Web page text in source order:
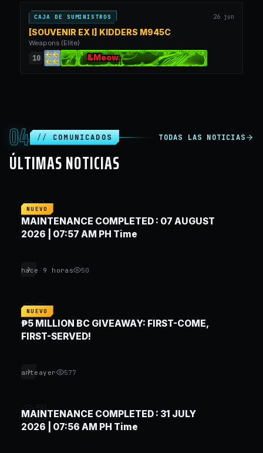
CAJA DE SUMINISTROS 26 jun
[SOUVENIR EX I] KIDDERS M945C
Weapons (Elite)
10 &Meow.
04 COMUNICADOS TODAS LAS NOTICIAS
ÚLTIMAS NOTICIAS
01
NUEVO
MAINTENANCE COMPLETED : 07 AUGUST
2026 | 07:57 AM PH Time
hace 9 horas 50
02
NUEVO
₱5 MILLION BC GIVEAWAY: FIRST-COME,
FIRST-SERVED!
anteayer 577
03
MAINTENANCE COMPLETED : 31 JULY
2026 | 07:56 AM PH Time